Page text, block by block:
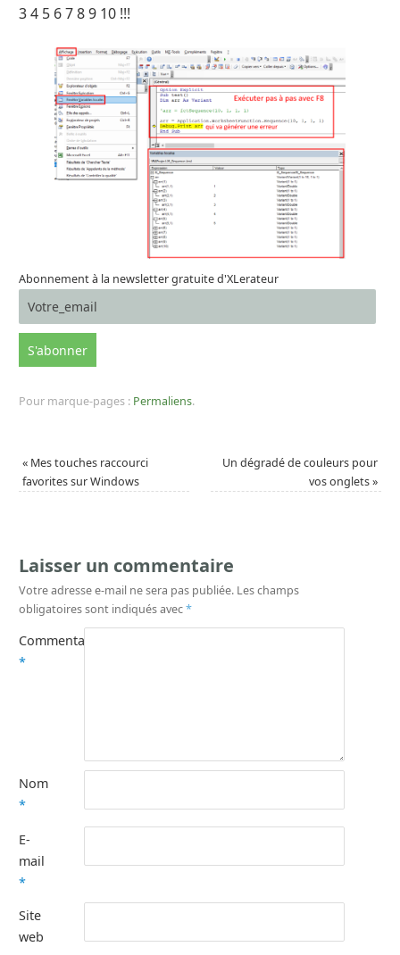
3 4 5 6 7 8 9 10 !!!
Abonnement à la newsletter gratuite d'XLerateur
Pour marque-pages : Permaliens.
« Mes touches raccourci
favorites sur Windows
Un dégradé de couleurs pour
vos onglets»
Laisser un commentaire
Votre adresse e-mail ne sera pas publiée. Les champs
obligatoires sont indiqués avec*
Commentaire
*
Nom
*
E-
mail
*
Site
web